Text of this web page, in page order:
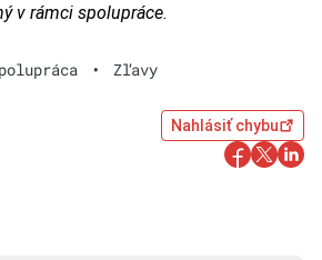
v rámci spolupráce.
• Zľavy
Nahlásiť chybu